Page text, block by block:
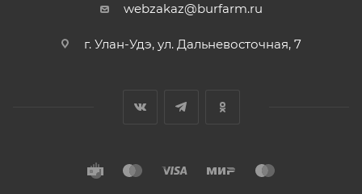
webzakaz@burfarm.ru
г. Улан-Удэ, ул. Дальневосточная, 7